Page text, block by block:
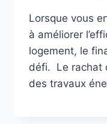
Lorsque vous
à améliorer
logement, le
défi. Le rachat
des travaux